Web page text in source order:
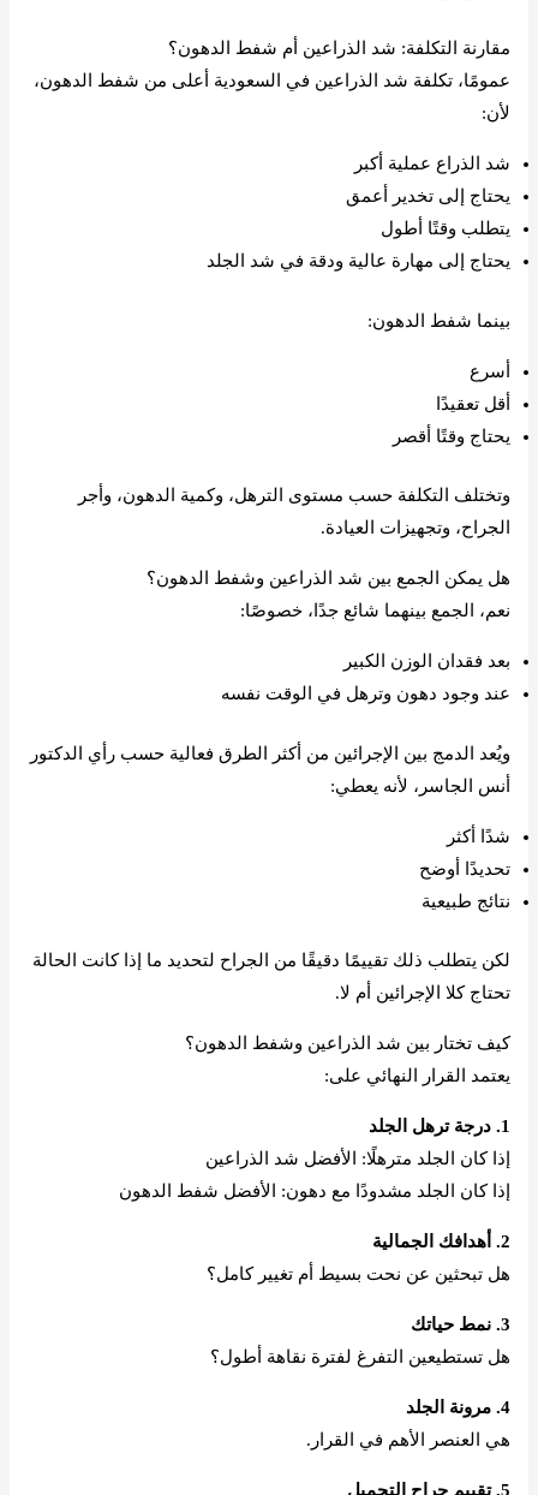
مقارنة التكلفة: شد الذراعين أم شفط الدهون؟
عمومًا، تكلفة شد الذراعين في السعودية أعلى من شفط الدهون،
لأن:
شد الذراع عملية أكبر
يحتاج إلى تخدير أعمق
يتطلب وقتًا أطول
يحتاج إلى مهارة عالية ودقة في شد الجلد
بينما شفط الدهون:
أسرع
أقل تعقيدًا
يحتاج وقتًا أقصر
وتختلف التكلفة حسب مستوى الترهل، وكمية الدهون، وأجر
الجراح، وتجهيزات العيادة.
هل يمكن الجمع بين شد الذراعين وشفط الدهون؟
نعم، الجمع بينهما شائع جدًا، خصوصًا:
بعد فقدان الوزن الكبير
عند وجود دهون وترهل في الوقت نفسه
ويُعد الدمج بين الإجرائين من أكثر الطرق فعالية حسب رأي الدكتور
أنس الجاسر، لأنه يعطي:
شدًا أكثر
تحديدًا أوضح
نتائج طبيعية
لكن يتطلب ذلك تقييمًا دقيقًا من الجراح لتحديد ما إذا كانت الحالة
تحتاج كلا الإجرائين أم لا.
كيف تختار بين شد الذراعين وشفط الدهون؟
يعتمد القرار النهائي على:
1. درجة ترهل الجلد
إذا كان الجلد مترهلًا: الأفضل شد الذراعين
إذا كان الجلد مشدودًا مع دهون: الأفضل شفط الدهون
2. أهدافك الجمالية
هل تبحثين عن نحت بسيط أم تغيير كامل؟
3. نمط حياتك
هل تستطيعين التفرغ لفترة نقاهة أطول؟
4. مرونة الجلد
هي العنصر الأهم في القرار.
5. تقييم جراح التجميل